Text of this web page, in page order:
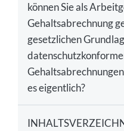
können Sie als
Gehaltsabrechnung
gesetzlichen
es eigentlich?